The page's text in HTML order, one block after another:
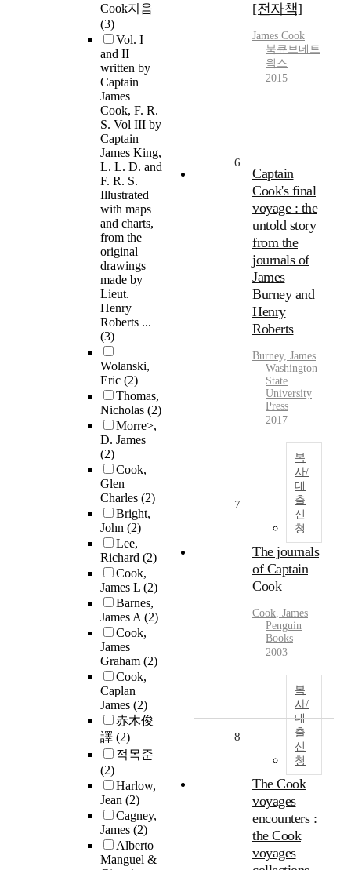
Cook지음
(3)
Vol. I
and II
written by
Captain
James
Cook, F. R.
S. Vol III by
Captain
James King,
L. L. D. and
F. R. S.
Illustrated
with maps
and charts,
from the
original
drawings
made by
Lieut.
Henry
Roberts ...
(3)
Wolanski,
Eric (2)
Thomas,
Nicholas (2)
Morre>,
D. James
(2)
Cook,
Glen
Charles (2)
Bright,
John (2)
Lee,
Richard (2)
Cook,
James L (2)
Barnes,
James A(2)
Cook,
James
Graham (2)
Cook,
Caplan
James (2)
赤木俊
譯 (2)
적목준
(2)
Harlow,
Jean (2)
Cagney,
James (2)
Alberto
Manguel &
[전자책]
James Cook
북큐브네트
웍스
2015
6
Captain
Cook's final
voyage : the
untold story
from the
journals of
James
Burney and
Henry
Roberts
Burney, James
Washington
State
University
Press
2017
복
사/
대
출
신
청
7
The journals
of Captain
Cook
Cook, James
Penguin
Books
2003
복
사/
대
출
신
청
8
The Cook
voyages
encounters :
the Cook
voyages